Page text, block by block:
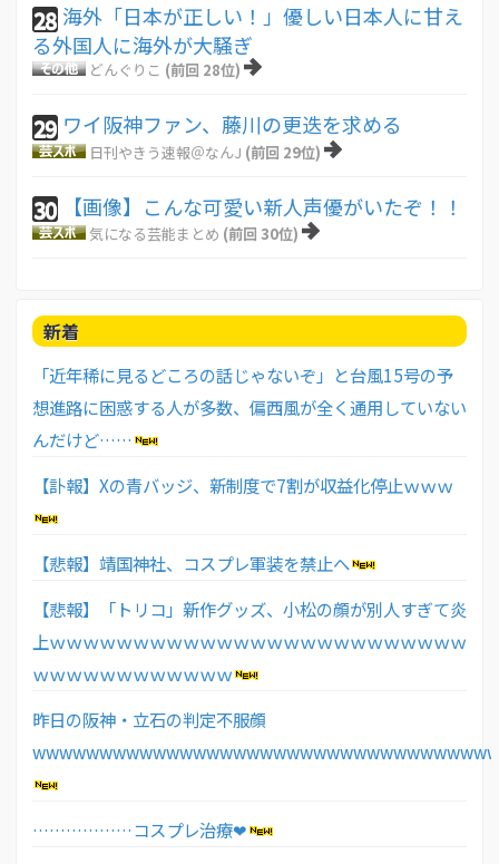
28 海外「日本が正しい！」優しい日本人に甘え
る外国人に海外が大騒ぎ
どんぐりこ (前回 28位)
29 ワイ阪神ファン、藤川の更迭を求める
日刊やきう速報＠なんJ (前回 29位)
30 【画像】こんな可愛い新人声優がいたぞ！！
気になる芸能まとめ (前回 30位)
新着
「近年稀に見るどころの話じゃないぞ」と台風15号の予
想進路に困惑する人が多数、偏西風が全く通用していない
んだけど……
【訃報】Xの青バッジ、新制度で7割が収益化停止ｗｗｗ
【悲報】靖国神社、コスプレ軍装を禁止へ
【悲報】「トリコ」新作グッズ、小松の顔が別人すぎて炎
上ｗｗｗｗｗｗｗｗｗｗｗｗｗｗｗｗｗｗｗｗｗｗｗｗｗ
ｗｗｗｗｗｗｗｗｗｗｗｗ
昨日の阪神・立石の判定不服顔
………………コスプレ治療❤